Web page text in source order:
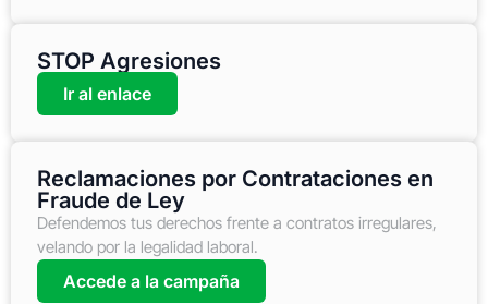
STOP Agresiones
Ir al enlace
Reclamaciones por Contrataciones en
Fraude de Ley
Defendemos tus derechos frente a contratos irregulares,
velando por la legalidad laboral.
Accede a la campaña